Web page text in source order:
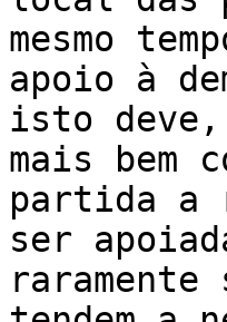
mesmo
apoio à
isto deve,
mais bem
partida a
ser